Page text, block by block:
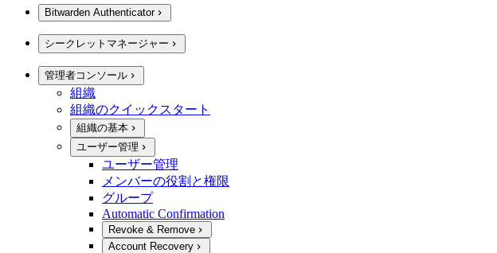
Bitwarden Authenticator
シークレットマネージャー
管理者コンソール
組織
組織のクイックスタート
組織の基本
ユーザー管理
ユーザー管理
メンバーの役割と権限
グループ
Automatic Confirmation
Revoke & Remove
Account Recovery